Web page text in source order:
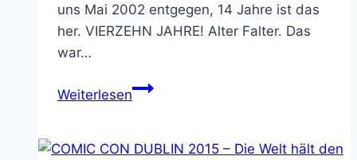
uns Mai 2002 entgegen, 14 Jahre ist das
her. VIERZEHN JAHRE! Alter Falter. Das
war…
WeiterlesenJe
doller: